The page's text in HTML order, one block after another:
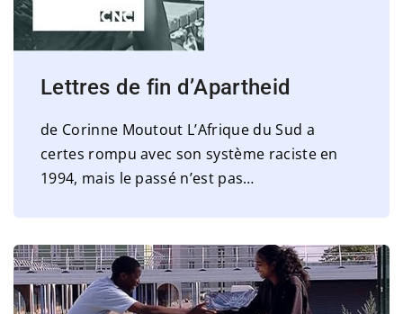
Lettres de fin d’Apartheid
de Corinne Moutout L’Afrique du Sud a
certes rompu avec son système raciste en
1994, mais le passé n’est pas…